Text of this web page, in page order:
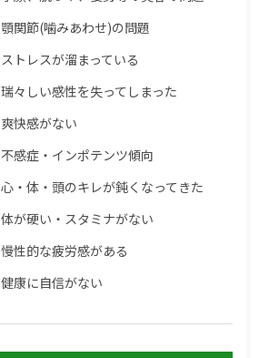
顎関節(噛みあわせ)の問題
ストレスが溜まっている
瑞々しい感性を失ってしまった
爽快感がない
不感症・インポテンツ傾向
心・体・頭のキレが鈍くなってきた
体が硬い・スタミナがない
慢性的な疲労感がある
健康に自信がない